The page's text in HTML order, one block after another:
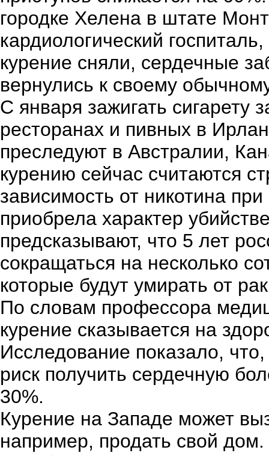
городке Хелена в штате
кардиологический
курение сняли, сердечные
вернулись к своему
С января зажигать сигарету
ресторанах и пивных в
преследуют в Австралии,
курению сейчас считаются
зависимость от никотина
приобрела характер
предсказывают, что 5 лет
сокращаться на несколько
которые будут умирать от
По словам профессора
курение сказывается на
Исследование показало,
риск получить сердечную
30%.
Курение на Западе может
например, продать свой